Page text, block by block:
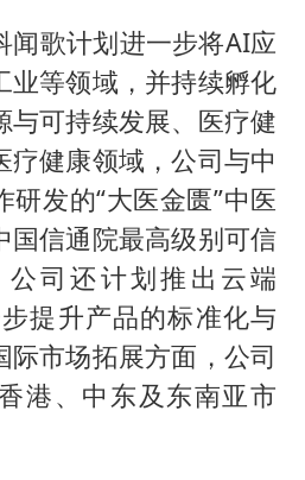
闻歌计划进一步将AI应
业等领域，并持续孵化
与可持续发展、医疗健
疗健康领域，公司与中
研发的“大医金匮”中医
国信通院最高级别可信
司还计划推出云端
提升产品的标准化与
际市场拓展方面，公司
港、中东及东南亚市